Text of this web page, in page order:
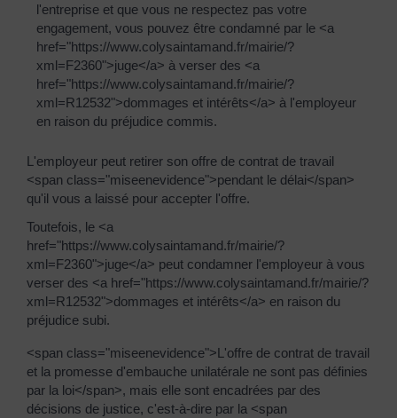
l'entreprise et que vous ne respectez pas votre
engagement, vous pouvez être condamné par le <a
href="https://www.colysaintamand.fr/mairie/?
xml=F2360">juge</a> à verser des <a
href="https://www.colysaintamand.fr/mairie/?
xml=R12532">dommages et intérêts</a> à l'employeur
en raison du préjudice commis.
L'employeur peut retirer son offre de contrat de travail
<span class="miseenevidence">pendant le délai</span>
qu'il vous a laissé pour accepter l'offre.
Toutefois, le <a
href="https://www.colysaintamand.fr/mairie/?
xml=F2360">juge</a> peut condamner l'employeur à vous
verser des <a href="https://www.colysaintamand.fr/mairie/?
xml=R12532">dommages et intérêts</a> en raison du
préjudice subi.
<span class="miseenevidence">L'offre de contrat de travail
et la promesse d'embauche unilatérale ne sont pas définies
par la loi</span>, mais elle sont encadrées par des
décisions de justice, c'est-à-dire par la <span